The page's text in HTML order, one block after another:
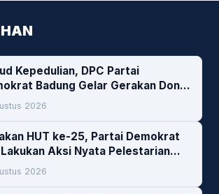
Kepedulian, DPC Partai
Badung Gelar Gerakan Donor
2026
HUT ke-25, Partai Demokrat
Lakukan Aksi Nyata Pelestarian
2026